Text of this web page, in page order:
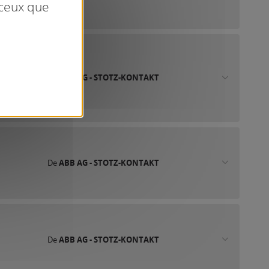
ABB AG - STOTZ-KONTAKT
DeABB AG - STOTZ-KONTAKT
DeABB AG - STOTZ-KONTAKT
que